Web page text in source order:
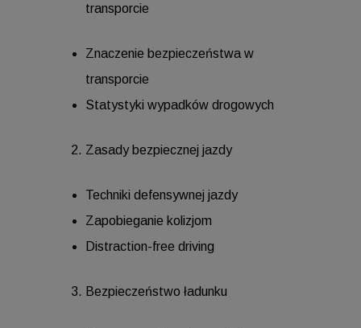
transporcie
Znaczenie bezpieczeństwa w
transporcie
Statystyki wypadków drogowych
Zasady bezpiecznej jazdy
Techniki defensywnej jazdy
Zapobieganie kolizjom
Distraction-free driving
Bezpieczeństwo ładunku